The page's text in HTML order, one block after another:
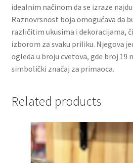
Pokloni za devojku
Login
My account
Naši partneri
Newsletter
Partners
idealnim načinom da se izraze
Raznovrsnost boja omogućava da
različitim ukusima i dekoracijama,
izborom za svaku priliku. Njegova
ogleda u broju cvetova, gde broj 19
simbolički značaj za primaoca.
Related products